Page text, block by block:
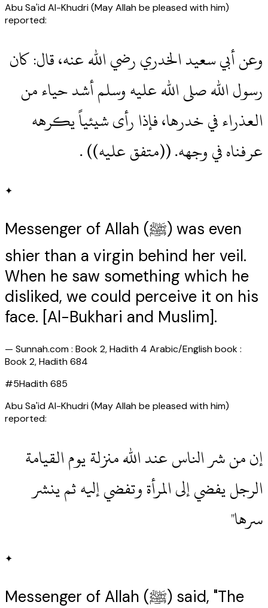
Abu Sa'id Al-Khudri (May Allah be pleased with him)
reported:
وعن أبي سعيد الخدري رضي الله عنه، قال‏:‏ كان
رسول الله صلى الله عليه وسلم أشد حياء من
العذراء في خدرها، فإذا رأى شيئياً يكرهه
عرفناه في وجهه‏.‏ ‏(‏‏(‏متفق عليه‏)‏‏)‏ ‏.‏
✦
Messenger of Allah (ﷺ) was even
shier than a virgin behind her veil.
When he saw something which he
disliked, we could perceive it on his
face. [Al-Bukhari and Muslim].
— Sunnah.com : Book 2, Hadith 4 Arabic/English book :
Book 2, Hadith 684
#5Hadith685
Abu Sa'id Al-Khudri (May Allah be pleased with him)
reported:
‏إن من شر الناس عند الله منزلة يوم القيامة
الرجل يفضي إلى المرأة وتفضي إليه ثم ينشر
سرها‏"
✦
Messenger of Allah (ﷺ) said, "The